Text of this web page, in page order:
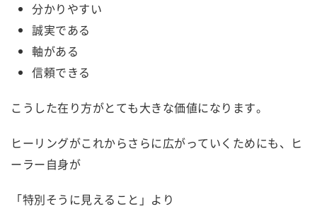
分かりやすい
誠実である
軸がある
信頼できる
こうした在り方がとても大きな価値になります。
ヒーリングがこれからさらに広がっていくためにも、ヒ
ーラー自身が
「特別そうに見えること」より